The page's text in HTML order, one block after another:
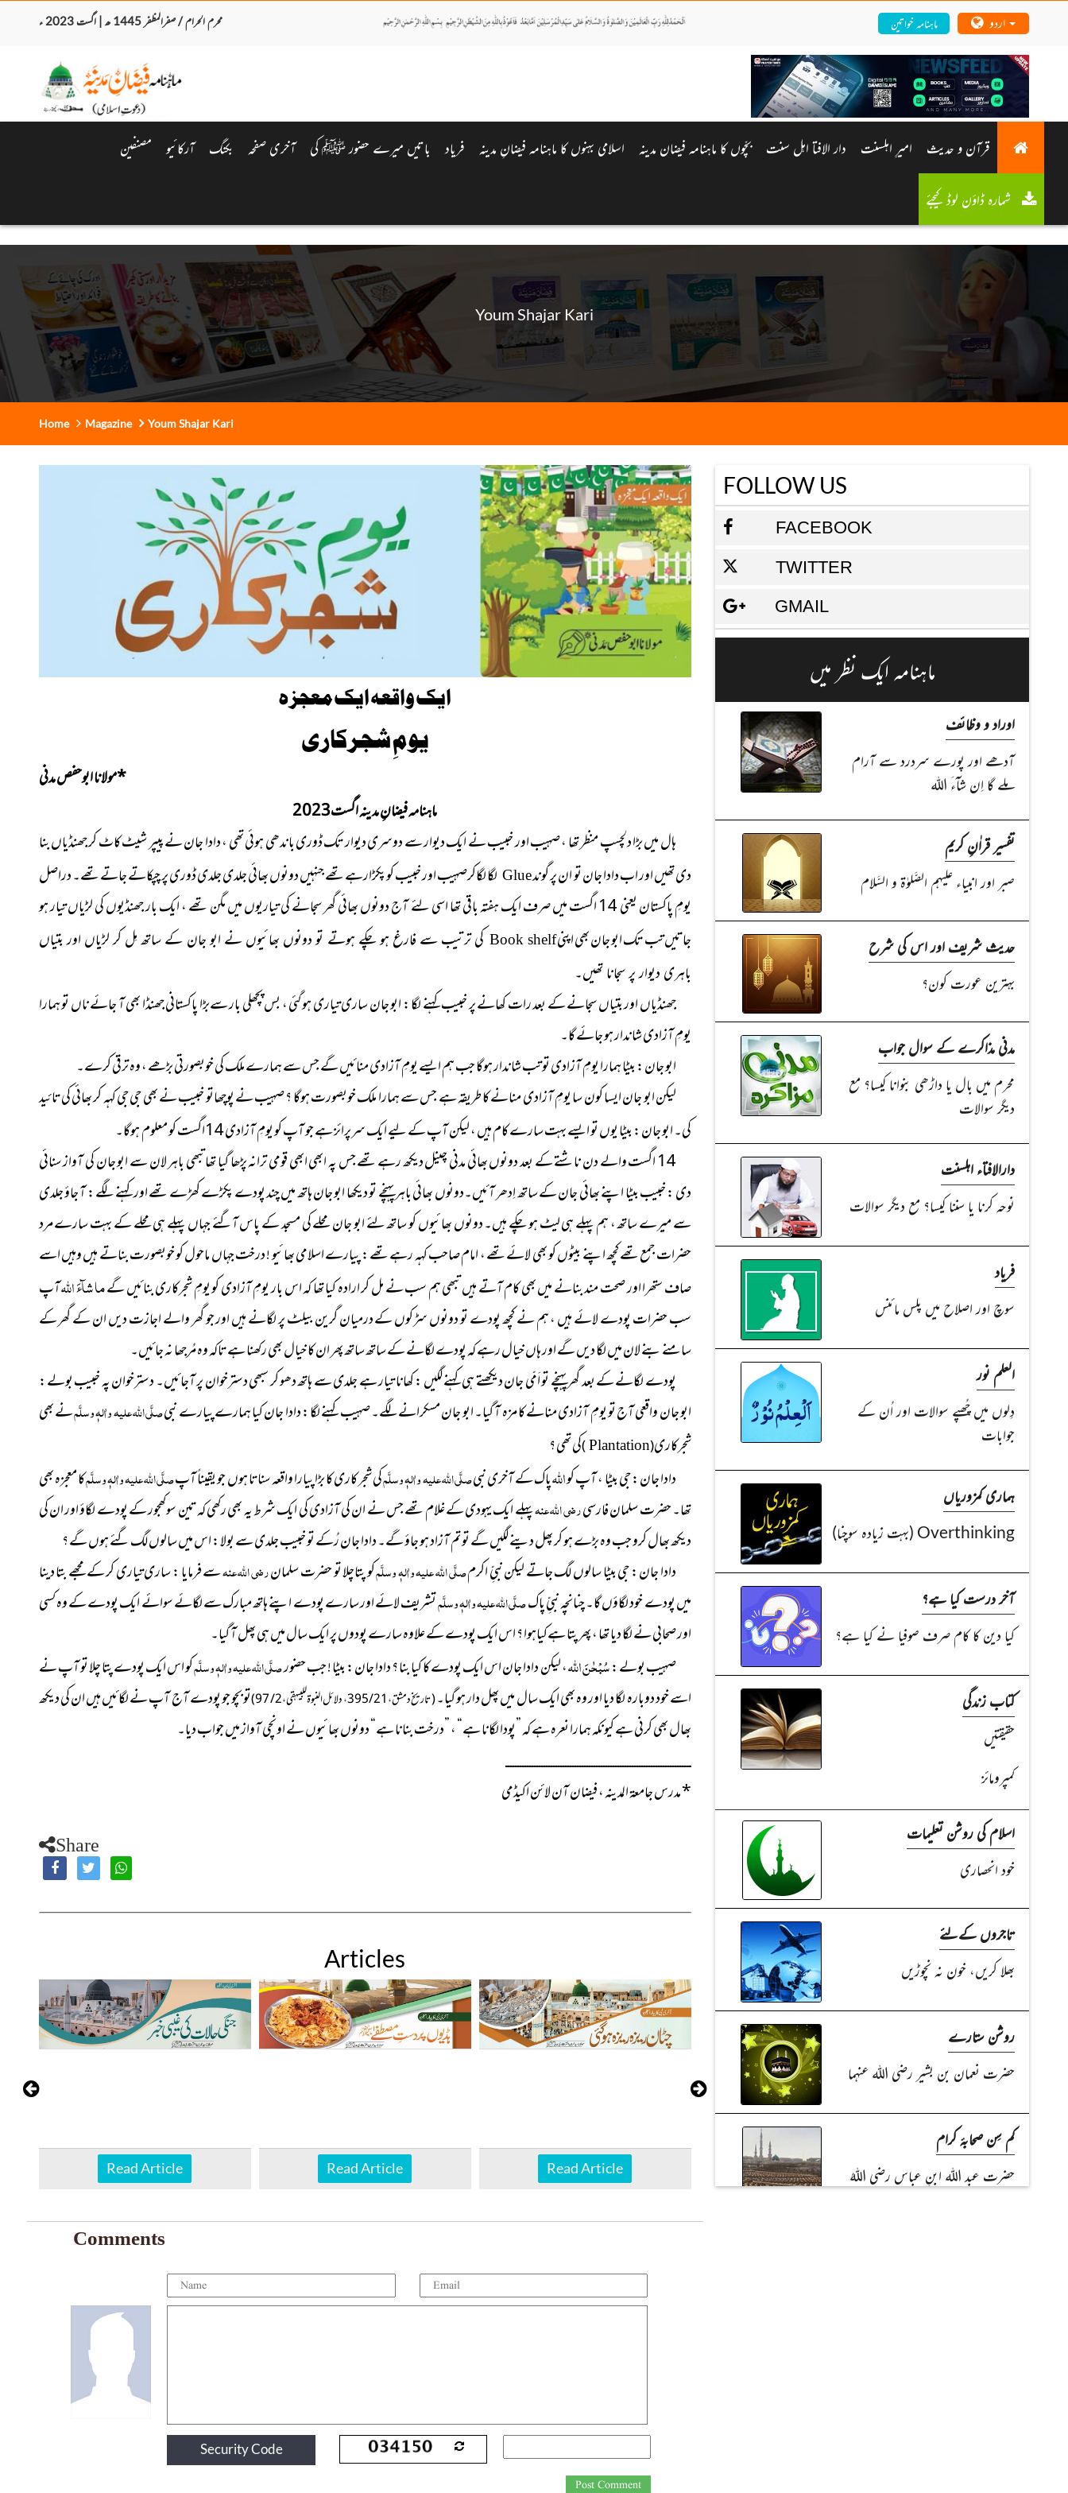
محرم الحرام / صفرالمظفر 1445 ھ | اگست 2023 ء ماہنامہ خواتین
قرآن و حدیث امیرِ اہلسنت دار الافتا اہل سنت بچّوں کا ماہنامہ فیضان مدینہ اسلامی بہنوں کا ماہنامہ فیضانِ مدینہ فریاد باتیں میرے حضور ﷺ کی آخری صفحہ بکنگ آرکائیو مصنفین
شمارہ ڈاؤن لوڈ کیجئے
Youm Shajar Kari
Home Magazine Youm Shajar Kari
ایک واقعہ ایک معجزہ
یومِ شجرکاری
*مولانا ابوحفص مدنی
ماہنامہ فیضانِ مدینہ اگست2023
ہال میں بڑا دلچسپ منظر تھا ، صہیب اور خبیب نے ایک دیوار سے دوسری دیوار تک ڈوری باندھی ہوئی تھی ، دادا جان نے پیپر شیٹ کاٹ کر جھنڈیاں بنا
دی تھیں اور اب دادا جان تو ان پر گوندGlueلگا لگاکرصہیب اور خبیب کو پکڑارہے تھے جنہیں دونوں بھائی جلدی جلدی ڈوری پر چپکاتے جاتے تھے۔ دراصل
یومِ پاکستان یعنی 14 اگست میں صرف ایک ہفتہ باقی تھا اسی لئے آج دونوں بھائی گھر سجانے کی تیاریوں میں مگن تھے ، ایک بار جھنڈیوں کی لڑیاں تیار ہو
جاتیں تب تک ابو جان بھی اپنیBook shelf کی ترتیب سے فارغ ہو چکے ہوتے تو دونوں بھائیوں نے ابو جان کے ساتھ مِل کر لڑیاں اور بتیاں
باہری دیوار پر سجانا تھیں۔
جھنڈیاں اور بتیاں سجانے کے بعد رات کھانے پر خبیب کہنے لگا : ابو جان ساری تیاری ہو گئی ، بس پچھلی بار سےبڑا پاکستانی جھنڈا بھی آ جائے ناں تو ہمارا
یومِ آزادی شاندار ہو جائے گا۔
ابو جان : بیٹا ہمارا یومِ آزادی تو تب شاندار ہوگا جب ہم ایسے یومِ آزادی منائیں گے جس سے ہمارے ملک کی خوبصورتی بڑھے ، وہ ترقی کرے۔
لیکن ابو جان ایسا کون سا یومِ آزادی منانے کا طریقہ ہے جس سے ہمارا ملک خوبصورت ہوگا ؟ صہیب نے پوچھاتو خبیب نے بھی جی جی کہہ کر بھائی کی تائید
کی۔ ابو جان :بیٹا یوں تو ایسے بہت سارے کام ہیں ، لیکن آپ کے لیے ایک سرپرائز ہے جو آپ کو یومِ آزادی 14اگست کو معلوم ہوگا۔
14 اگست والے دن ناشتے کے بعد دونوں بھائی مدنی چینل دیکھ رہے تھے جس پہ ابھی ابھی قومی ترانہ پڑھا گیا تھا تبھی باہر لان سے ابو جان کی آواز سنائی
دی : خبیب بیٹا اپنے بھائی جان کے ساتھ اِدھر آئیں۔دونوں بھائی باہر پہنچے تو دیکھا ابو جان ہاتھ میں چند پودے پکڑے کھڑے تھے اور کہنے لگے : آ جاؤ جلدی
سے میرے ساتھ ، ہم پہلے ہی لیٹ ہو چکے ہیں۔ دونوں بھائیوں کو ساتھ لئے ابو جان محلے کی مسجد کے پاس آگئے جہاں پہلے ہی محلے کے بہت سارے مرد
حضرات جمع تھے کچھ اپنے بیٹوں کو بھی لائے تھے ، امام صاحب کہہ رہے تھے : پیارے اسلامی بھائیو ! درخت جہاں ماحول کو خوبصورت بناتے ہیں وہیں اسے
صاف ستھرا اور صحت مند بنانے میں بھی کام آتے ہیں تبھی ہم سب نے مل کر ارادہ کیا تھا کہ اس بار یومِ آزادی کو یومِ شجرکاری بنائیں گےما شآءَ اللہآپ
سب حضرات پودے لائے ہیں ، ہم نے کچھ پودے تو دونوں سڑکوں کے درمیان گرین بیلٹ پر لگانے ہیں اور جو گھر والے اجازت دیں ان کے گھر کے
سامنے بنے لان میں لگا دیں گے اور ہاں خیال رہے کہ پودے لگانے کے ساتھ ساتھ پھر ان کا خیال بھی رکھنا ہے تاکہ وہ مُرجھا نہ جائیں۔
پودے لگانے کے بعد گھر پہنچے تو اَمّی جان دیکھتے ہی کہنے لگیں : کھانا تیار ہے جلدی سے ہاتھ دھو کر سبھی دسترخوان پر آجائیں۔ دسترخوان پہ خبیب بولے :
ابو جان واقعی آج تو یومِ آزادی منانے کا مزہ آ گیا۔ ابو جان مسکرانے لگے۔ صہیب کہنے لگا : دادا جان کیا ہمارے پیارے نبیصلَّی اللہ علیہ واٰلہٖ وسلَّمنے بھی
شجرکاری(
Plantation
)کی تھی ؟
دادا جان : جی بیٹا ، آپ کواللہپاک کے آخری نبیصلَّی اللہ علیہ واٰلہٖ وسلَّمکی شجر کاری کا بڑا پیارا واقعہ سناتا ہوں جو یقیناً آپصلَّی اللہ علیہ واٰلہٖ وسلَّمکا معجزہ بھی
تھا۔ حضرت سلمان فارسیرضی اللہ عنہپہلے ایک یہودی کے غلام تھے جس نے ان کی آزادی کی ایک شرط یہ بھی رکھی کہ تین سوکھجور کے پودے لگاؤ اور ان کی
دیکھ بھال کرو جب وہ بڑے ہو کر پھل دینے لگیں گے تو تم آزاد ہو جاؤ گے۔ دادا جان رُکے تو خبیب جلدی سے بولا : اس میں سالوں لگ گئے ہوں گے ؟
دادا جان : جی بیٹا سالوں لگ جاتے لیکن نبیِّ اکرمصلَّی اللہ علیہ واٰلہٖ وسلَّمکو پتاچلا تو حضرت سلمانرضی اللہ عنہسے فرمایا : ساری تیاری کر کےمجھے بتا دینا
میں پودے خود لگاؤں گا۔ چنانچہ نبیِّ پاکصلَّی اللہ علیہ واٰلہٖ وسلَّمتشریف لائے اور سارے پودے اپنے ہاتھ مبارک سے لگائے سوائے ایک پودے کے وہ کسی
اور صحابی نے لگا دیا تھا ، پھر پتا ہےکیاہوا ؟ اس ایک پودے کے علاوہ سارے پودوں پر ایک سال میں ہی پھل آ گیا۔
صہیب بولے :سُبْحٰنَ اللہ، لیکن دادا جان اس ایک پودے کا کیا بنا ؟ دادا جان : بیٹا ! جب حضورصلَّی اللہ علیہ واٰلہٖ وسلَّمکو اس ایک پودے پتا چلا تو آپ نے
اسے خود دوبارہ لگا دیا اور وہ بھی ایک سال میں پھل دار ہو گیا۔( تاریخ دمشق ، 21 / 395 ، دلائل النبوۃ للبیہقی ، 2 / 97 )
تو بچو جو پودے آج آپ نے لگائیں ہیں ان کی دیکھ
بھال بھی کرنی ہے کیونکہ ہمارا نعرہ ہے کہ ”پودا لگانا ہے“ ، ”درخت بنانا ہے“ دونوں بھائیوں نے اونچی آواز میں جواب دیا۔
ــــــــــــــــــــــــــــــــــــــــــــــــــــــــــــــــــــــــــــــ
*مدرس جامعۃ المدینہ ، فیضان آن لائن اکیڈمی
Share
Articles
Read Article Read Article Read Article Read Article Read Article
Comments
Security Code
Post Comment
FOLLOW US
FACEBOOK
TWITTER
GMAIL
ماہنامہ ایک نظر میں
اوراد و وظائف
آدھے اور پورے سردرد سے آرام
ملے گا اِن شآءَ اللہ
تفسیر قراٰنِ کریم
صبر اور انبیاء علیہم الصَّلوٰۃ و السَّلام
حدیث شریف اور اس کی شرح
بہترین عورت کون؟
مدنی مذاکرے کے سوال جواب
محرم میں بال یا داڑھی بنوانا کیسا؟ مع
دیگر سوالات
دارالافتاء اہلسنت
نوحہ کرنا یا سننا کیسا؟ مع دیگر سوالات
فریاد
سوچ اور اصلاح میں پلس مائنس
العلم نور
دِلوں میں چُھپے سوالات اور اُن کے
جوابات
ہماری کمزوریاں
Overthinking (بہت زیادہ سوچنا)
آخر درست کیا ہے؟
کیا دین کا کام صرف صوفیا نے کیا ہے؟
کتاب زندگی
حقیقتیں
کمپرومائز
اسلام کی روشن تعلیمات
خود انحصاری
تاجروں کےلئے
بھلا کریں، خون نہ نچوڑیں
روشن ستارے
حضرت نعمان بن بشیر رضی اللہ عنہما
کم سِن صحابۂ کرام
حضرت عبد اللہ ابنِ عباس رضی اللہُ